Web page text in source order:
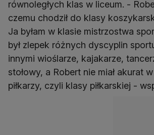
równoległych klas w liceum. -
czemu chodził do klasy
Ja byłam w klasie mistrzostwa
był zlepek różnych dyscyplin
innymi wioślarze, kajakarze,
stołowy, a Robert nie miał akurat
piłkarzy, czyli klasy piłkarskiej -